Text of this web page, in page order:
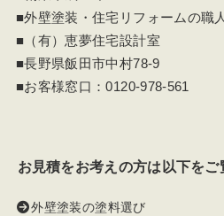
■外壁塗装・住宅リフォームの職
■（有）恵夢住宅設計室
■長野県飯田市中村78-9
■お客様窓口：0120-978-561
お見積をお考えの方は以下をご
外壁塗装の塗料選び